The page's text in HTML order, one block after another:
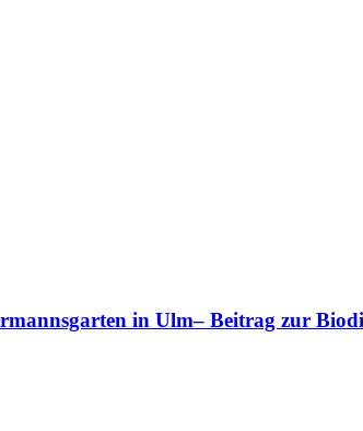
in Ulm– Beitrag zur